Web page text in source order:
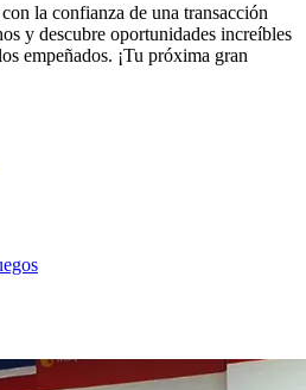
la confianza de una transacción
y descubre oportunidades increíbles
empeñados. ¡Tu próxima gran